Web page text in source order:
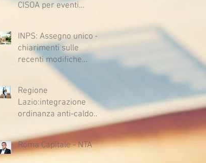
CISOA per eventi
INPS: Assegno unico –
chiarimenti sulle
recenti modifiche
legislative
Regione
Lazio:integrazione
ordinanza anti-caldo
per l'estate 2026
Roma Capitale - NTA